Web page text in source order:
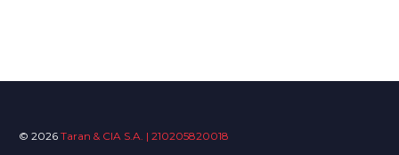
© 2026 Taran & CIA S.A. | 210205820018